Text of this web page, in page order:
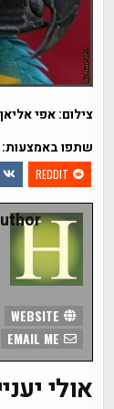
צילום: אפי אליאן
שתפו באמצעות:
REDDIT
אולי